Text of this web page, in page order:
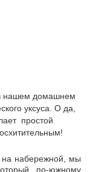
нашем домашнем
уксуса. О да,
простой
набережной, мы
по-южному